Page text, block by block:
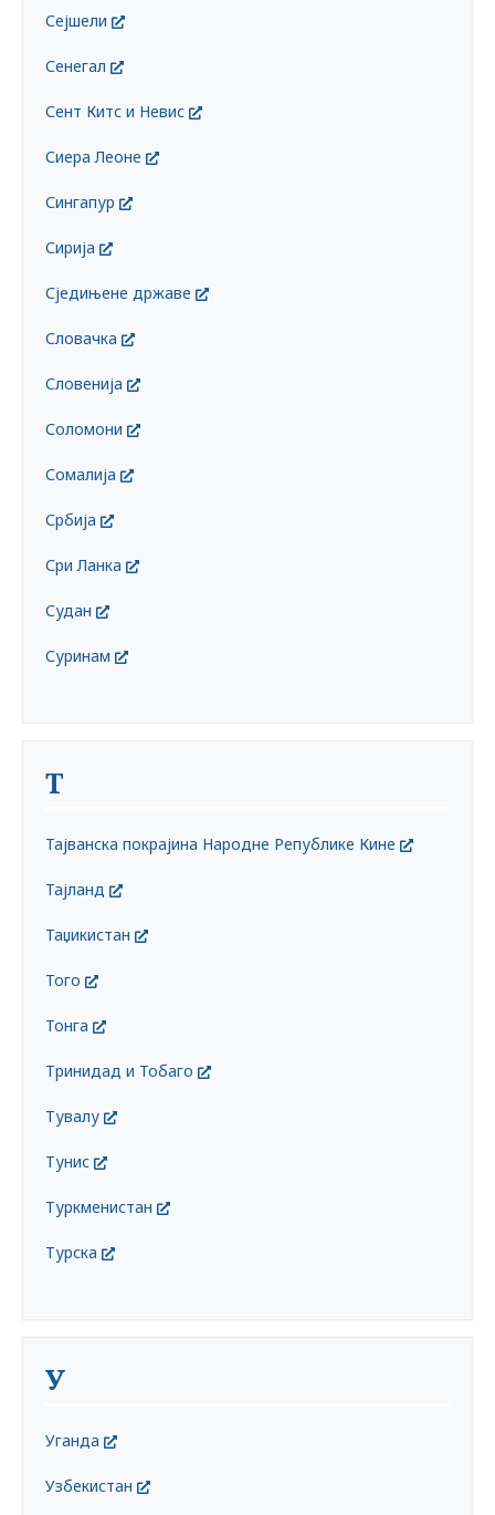
Сејшели
Сенегал
Сент Китс и Невис
Сиера Леоне
Сингапур
Сирија
Сједињене државе
Словачка
Словенија
Соломони
Сомалија
Србија
Сри Ланка
Судан
Суринам
Т
Тајванска покрајина Народне Републике Кине
Тајланд
Таџикистан
Того
Тонга
Тринидад и Тобаго
Тувалу
Тунис
Туркменистан
Турска
У
Уганда
Узбекистан